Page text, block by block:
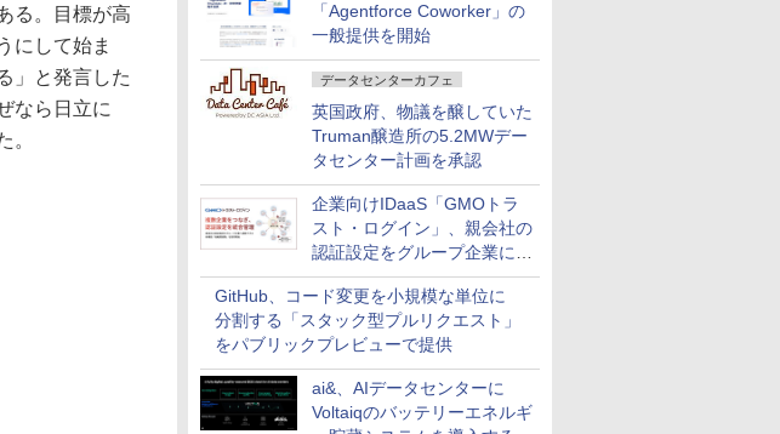
「Agentforce Coworker」の
一般提供を開始
データセンターカフェ
英国政府、物議を醸していた
Truman醸造所の5.2MWデー
タセンター計画を承認
企業向けIDaaS「GMOトラ
スト・ログイン」、親会社の
認証設定をグループ企業に展
開できる新機能を提供
GitHub、コード変更を小規模な単位に
分割する「スタック型プルリクエスト」
をパブリックプレビューで提供
ai&、AIデータセンターに
Voltaiqのバッテリーエネルギ
る。目標が高
にして始ま
」と発言した
なら日立に
。